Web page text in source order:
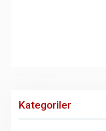
Kategoriler